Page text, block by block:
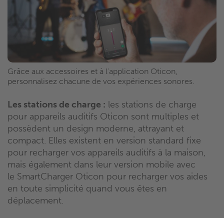
Grâce aux accessoires et à l'application Oticon,
personnalisez chacune de vos expériences sonores.
Les stations de charge : les stations de charge
pour appareils auditifs Oticon sont multiples et
possèdent un design moderne, attrayant et
compact. Elles existent en version standard fixe
pour recharger vos appareils auditifs à la maison,
mais également dans leur version mobile avec
le SmartCharger Oticon pour recharger vos aides
en toute simplicité quand vous êtes en
déplacement.